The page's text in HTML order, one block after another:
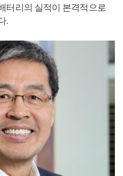
터리의 실적이 본격적으로
.